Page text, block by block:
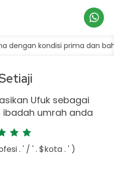
kondisi prima dan bahagia.
Ufuk sebagai
umrah anda
. ' / ' . $kota . ' )